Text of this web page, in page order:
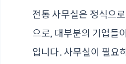
전통 사무실은 정식으
으로, 대부분의 기업들
입니다. 사무실이 필요